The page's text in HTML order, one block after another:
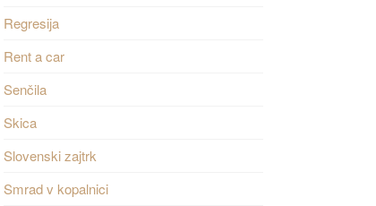
Regresija
Rent a car
Senčila
Skica
Slovenski zajtrk
Smrad v kopalnici